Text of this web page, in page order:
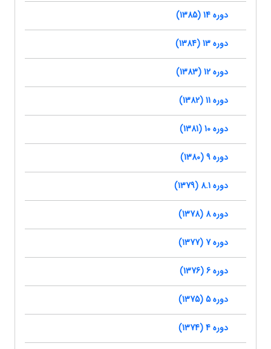
دوره 14 (1385)
دوره 13 (1384)
دوره 12 (1383)
دوره 11 (1382)
دوره 10 (1381)
دوره 9 (1380)
دوره 8.1 (1379)
دوره 8 (1378)
دوره 7 (1377)
دوره 6 (1376)
دوره 5 (1375)
دوره 4 (1374)